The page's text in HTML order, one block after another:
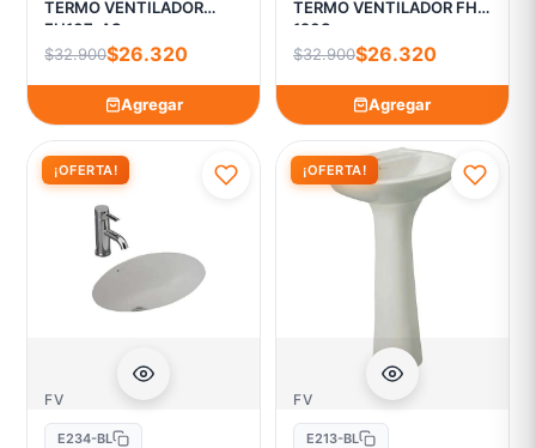
TERMO VENTILADOR
FH107-AS
$32.900$26.320
Agregar
TERMO VENTILADOR FH-
120S
$32.900$26.320
Agregar
¡OFERTA!
FV
E234-BL
¡OFERTA!
FV
E213-BL